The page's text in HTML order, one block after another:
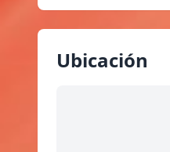
Ubicación